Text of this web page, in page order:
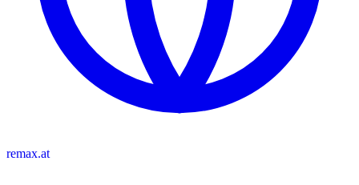
remax.at